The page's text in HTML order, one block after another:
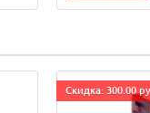
Cкидка: 300.00